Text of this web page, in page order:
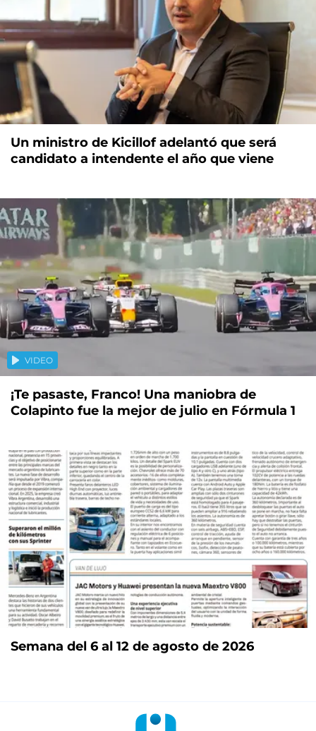
Un ministro de Kicillof adelantó que será
candidato a intendente el año que viene
VIDEO
¡Te pasaste, Franco! Una maniobra de
Colapinto fue la mejor de julio en Fórmula 1
Semana del 6 al 12 de agosto de 2026